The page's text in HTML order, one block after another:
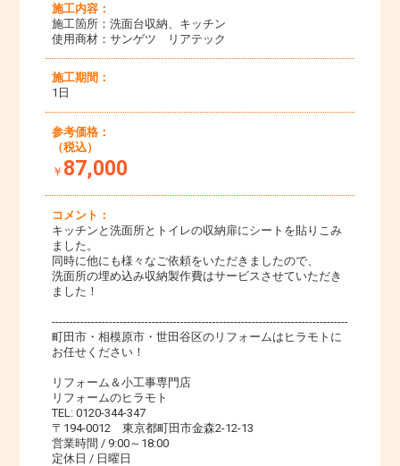
施工内容：
施工箇所：洗面台収納、キッチン
使用商材：サンゲツ リアテック
施工期間：
1日
参考価格：
（税込）
￥ 87,000
コメント：
キッチンと洗面所とトイレの収納扉にシートを貼りこみ
ました。
同時に他にも様々なご依頼をいただきましたので、
洗面所の埋め込み収納製作費はサービスさせていただき
ました！
-----------------------------------------------------------------------------------
町田市・相模原市・世田谷区のリフォームはヒラモトに
お任せください！
リフォーム＆小工事専門店
リフォームのヒラモト
TEL: 0120-344-347
〒194-0012 東京都町田市金森2-12-13
営業時間 / 9:00～18:00
定休日 / 日曜日